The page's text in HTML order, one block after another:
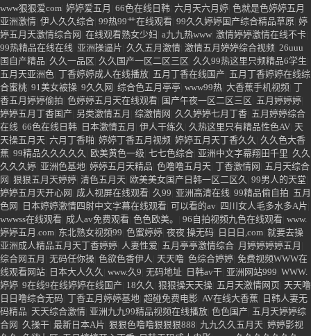
婷婷五月激情综合啪啪|欧美人人操|天天 青草 制服丝袜 在线|丁香六月婷婷久
久综合|www.日日夜夜.com|色99视频|秋霞av吧|丁香 久久|蜜桃婷婷五月|91性
人人|九九色色|激情五月开心五月丁香五月|99色综合网|粉嫩AV久久一区二区
三区|99只有这里是精品|久久综合无|被男人添B超爽视频|丁香六月婷婷一区
二区三区|色婷婷久久|成人.在线日韩|AVDV久久 |www.五月天性.com|大香蕉久
久草 |久久性爱99国产|五月丁香六月婷婷久久肏|六月综和久久 |婷婷在线综合|
www狠狠爱com|婷婷爱五月| 66色在线日韩|六月天六月婷|色就是色婷婷五月
亚洲激情|伊人久久综合|99热99艹在线观看|99久久婷婷国产综合精品草原|婷
婷五月天激情综合网|在线观看熟女少妇|a九九热www|激情婷婷激情在线不卡
99热精品在线在线| 亚洲操逼片|久久五月激情| 激情五月婷婷综合视频|26uuu
国自产精品 久久一品区 久久国产一区二区三区|久久99热这里只频精品6学生
五月天亚洲色|丁香婷婷成人在线播放 |五月丁香在线国产|五月丁香婷婷在线综
合蜜桃|91美女被操|9久久网|综合色五月亭亭|www99热 |大香蕉手机视频|丁
香五月婷婷偷拍|色婷婷五月天在线观看|国产午夜一区二区三区|五月婷婷婷|
婷婷五月丁香国产 另类激情五月|综激情网 久久婷婷七月丁香|五月婷婷综合
在线 66色在线日韩|日本激情五月|伊人干练久|久热这里只有精品性色AV|天
天操五月天|六月丁香啪|婷婷丁香五月视频| 婷婷五月天丁香久久|久久色大香
蕉|99精品久久久久久|欧美黄色一级|七七色综合|亚洲中文字幕翔田千里|久久
久久久婷|亚洲色基地| 婷婷五月天精品| 色噜噜五月天|丁香激情网|五月天综合
网|狠狠五月天婷婷|清色五月天|欧美美女国产日韩一区二区久|99男人的天堂|
婷婷五月天开心网|成人视屏在线观看|久99|亚洲高清在线|99精品偷自拍|五月
色网 日本婷婷激情四射中文字幕在线观看|可以看的av |四川女人毛多水多A片|
wwwss在线观看| 成人av免费观看|色色欧美。|96自拍视频九色在线观看|www.
婷婷五月.com|东北熟女视频99|色蜜婷婷|夜夜 操无码|日日日,com|就要去操
亚洲成人精品五月天丁香婷婷|人妻性爱|五月亭亭激情综合|月婷婷婷婷五月|